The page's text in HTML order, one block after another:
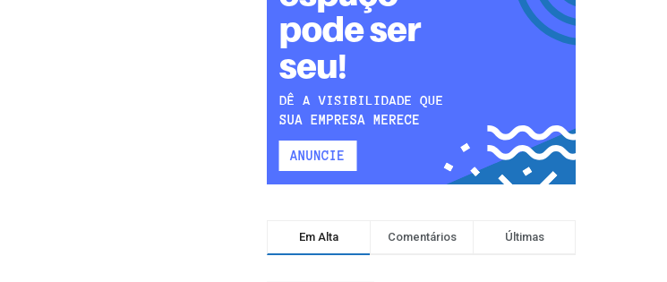
Em Alta Comentários Últimas